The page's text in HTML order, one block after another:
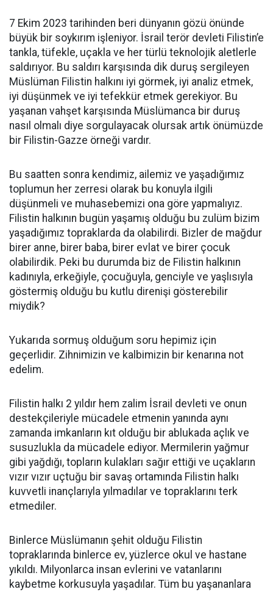
7 Ekim 2023 tarihinden beri dünyanın gözü önünde
büyük bir soykırım işleniyor. İsrail terör devleti Filistin’e
tankla, tüfekle, uçakla ve her türlü teknolojik aletlerle
saldırıyor. Bu saldırı karşısında dik duruş sergileyen
Müslüman Filistin halkını iyi görmek, iyi analiz etmek,
iyi düşünmek ve iyi tefekkür etmek gerekiyor. Bu
yaşanan vahşet karşısında Müslümanca bir duruş
nasıl olmalı diye sorgulayacak olursak artık önümüzde
bir Filistin-Gazze örneği vardır.
Bu saatten sonra kendimiz, ailemiz ve yaşadığımız
toplumun her zerresi olarak bu konuyla ilgili
düşünmeli ve muhasebemizi ona göre yapmalıyız.
Filistin halkının bugün yaşamış olduğu bu zulüm bizim
yaşadığımız topraklarda da olabilirdi. Bizler de mağdur
birer anne, birer baba, birer evlat ve birer çocuk
olabilirdik. Peki bu durumda biz de Filistin halkının
kadınıyla, erkeğiyle, çocuğuyla, genciyle ve yaşlısıyla
göstermiş olduğu bu kutlu direnişi gösterebilir
miydik?
Yukarıda sormuş olduğum soru hepimiz için
geçerlidir. Zihnimizin ve kalbimizin bir kenarına not
edelim.
Filistin halkı 2 yıldır hem zalim İsrail devleti ve onun
destekçileriyle mücadele etmenin yanında aynı
zamanda imkanların kıt olduğu bir ablukada açlık ve
susuzlukla da mücadele ediyor. Mermilerin yağmur
gibi yağdığı, topların kulakları sağır ettiği ve uçakların
vızır vızır uçtuğu bir savaş ortamında Filistin halkı
kuvvetli inançlarıyla yılmadılar ve topraklarını terk
etmediler.
Binlerce Müslümanın şehit olduğu Filistin
topraklarında binlerce ev, yüzlerce okul ve hastane
yıkıldı. Milyonlarca insan evlerini ve vatanlarını
kaybetme korkusuyla yaşadılar. Tüm bu yaşananlara